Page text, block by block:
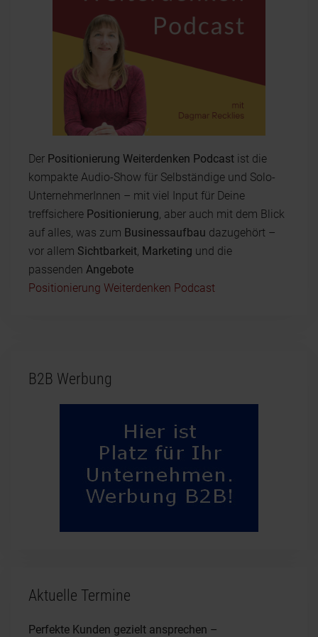
Der Positionierung Weiterdenken Podcast ist die
kompakte Audio-Show für Selbständige und Solo-
UnternehmerInnen – mit viel Input für Deine
treffsichere Positionierung , aber auch mit dem Blick
auf alles, was zum Businessaufbau dazugehört –
vor allem Sichtbarkeit Marketing und die
passenden Angebote
Positionierung Weiterdenken Podcast
B2B Werbung
Aktuelle Termine
Perfekte Kunden gezielt ansprechen –